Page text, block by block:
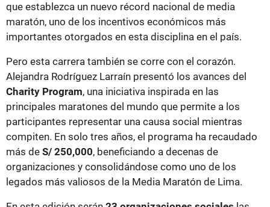
que establezca un nuevo récord nacional de media
maratón, uno de los incentivos económicos más
importantes otorgados en esta disciplina en el país.
Pero esta carrera también se corre con el corazón.
Alejandra Rodríguez Larraín presentó los avances del
Charity Program, una iniciativa inspirada en las
principales maratones del mundo que permite a los
participantes representar una causa social mientras
compiten. En solo tres años, el programa ha recaudado
más de S/ 250,000, beneficiando a decenas de
organizaciones y consolidándose como uno de los
legados más valiosos de la Media Maratón de Lima.